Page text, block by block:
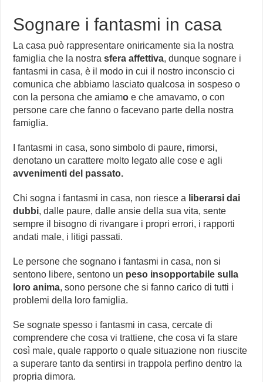
Sognare i fantasmi in casa
La casa può rappresentare oniricamente sia la nostra
famiglia che la nostrasfera affettiva, dunque sognare i
fantasmi in casa, è il modo in cui il nostro inconscio ci
comunica che abbiamo lasciato qualcosa in sospeso o
con la persona che amiamoe che amavamo, o con
persone care che fanno o facevano parte della nostra
famiglia.
I fantasmi in casa, sono simbolo di paure, rimorsi,
denotano un carattere molto legato alle cose e agli
avvenimenti del passato.
Chi sogna i fantasmi in casa, non riesce a liberarsi dai
dubbi, dalle paure, dalle ansie della sua vita, sente
sempre il bisogno di rivangare i propri errori, i rapporti
andati male, i litigi passati.
Le persone che sognano i fantasmi in casa, non si
sentono libere, sentono un peso insopportabile sulla
loro anima, sono persone che si fanno carico di tutti i
problemi della loro famiglia.
Se sognate spesso i fantasmi in casa, cercate di
comprendere che cosa vi trattiene, che cosa vi fa stare
così male, quale rapporto o quale situazione non riuscite
a superare tanto da sentirsi in trappola perfino dentro la
propria dimora.